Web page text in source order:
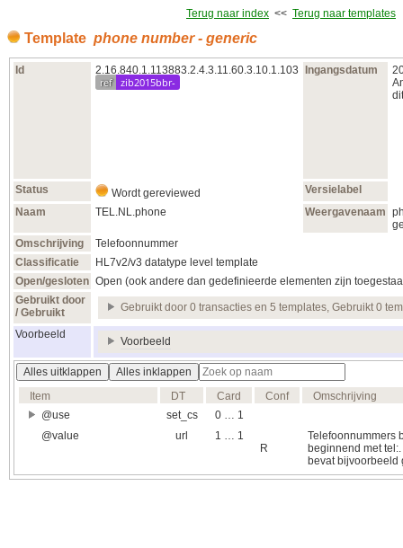
Terug naar index << Terug naar templates
Template phone number - generic
Id 2.16.840.1.113883.2.4.3.11.60.3.10.1.103
ref zib2015bbr-
Ingangsdatum
Status Wordt gereviewed
Versielabel
Naam
TEL.NL.phone Weergavenaam
Omschrijving
Telefoonnummer
Classificatie
HL7v2/v3 datatype level template
Open/gesloten Open (ook andere dan gedefinieerde elementen zijn
Gebruikt door
/ Gebruikt
Gebruikt door 0 transacties en 5 templates, Gebruikt 0
Voorbeeld
Voorbeeld
Alles uitklappen
Alles inklappen
Item
DT Card Conf
Omschrijving
@use
set_cs
0 … 1
@value
url
1 … 1
R
Telefoonnummers
beginnend met
bevat bijvoorbeeld